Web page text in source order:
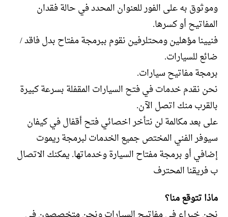
وموثوق به على الفور للعنوان المحدد في حالة فقدان
المفاتيح أو كسرها.
فنيينا مؤهلين ومحتلرفين نقوم ببرمجة مفتاح بدل فاقد /
ضائع للسيارات.
برمجة مفاتيح سيارات.
نحن نقدم خدمات في فتح السيارات المقفلة بسرعة كبيرة
بالقرب منك اتصل الآن.
على بعد مكالمة لن نتأخر اخصائي فتح أقفال في كيفان
سيوفر الفني المختص جميع الخدمات لبرمجة ريموت
إضافي أو برمجة مفتاح السيارة وخدماتها. يمكنك الاتصال
ب فريقنا المحترف
ماذا تتوقع منا؟